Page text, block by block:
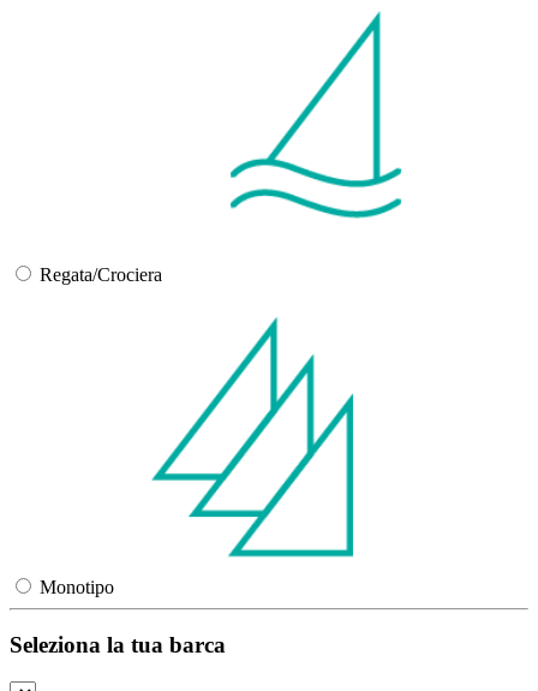
Regata/Crociera
Monotipo
Seleziona la tua barca